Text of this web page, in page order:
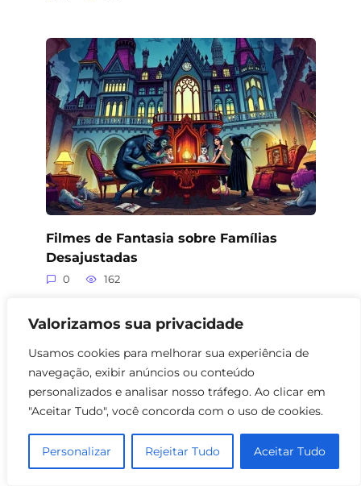
Valorizamos sua privacidade
Usamos cookies para melhorar sua experiência de
navegação, exibir anúncios ou conteúdo
personalizados e analisar nosso tráfego. Ao clicar em
"Aceitar Tudo", você concorda com o uso de cookies.
Personalizar Rejeitar Tudo Aceitar Tudo
Filmes de Fantasia sobre Famílias
Desajustadas
0 162